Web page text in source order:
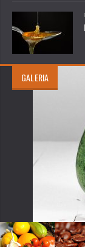
GALERIA